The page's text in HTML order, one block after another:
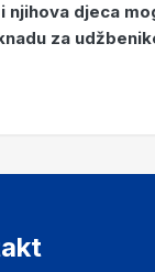
njihova djeca
za
podnose do 31.